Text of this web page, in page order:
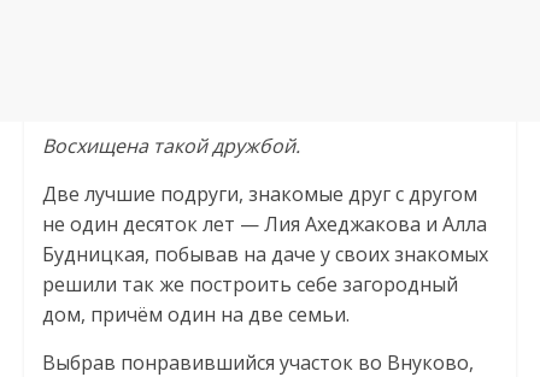
Восхищена такой дружбой.
Две лучшие подруги, знакомые друг с другом
не один десяток лет — Лия Ахеджакова и Алла
Будницкая, побывав на даче у своих знакомых
решили так же построить себе загородный
дом, причём один на две семьи.
Выбрав понравившийся участок во Внуково,